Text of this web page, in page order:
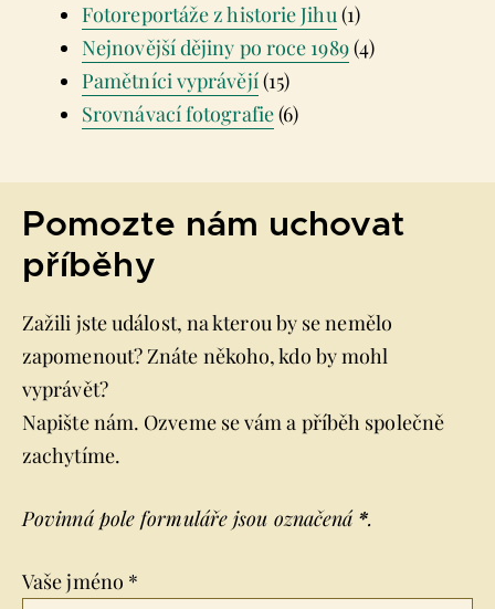
Fotoreportáže z historie Jihu(1)
Nejnovější dějiny po roce 1989(4)
Pamětníci vyprávějí(15)
Srovnávací fotografie(6)
Pomozte nám uchovat
příběhy
Zažili jste událost, na kterou by se nemělo
zapomenout? Znáte někoho, kdo by mohl
vyprávět?
Napište nám. Ozveme se vám a příběh společně
zachytíme.
Povinná pole formuláře jsou označená *.
Vaše jméno *